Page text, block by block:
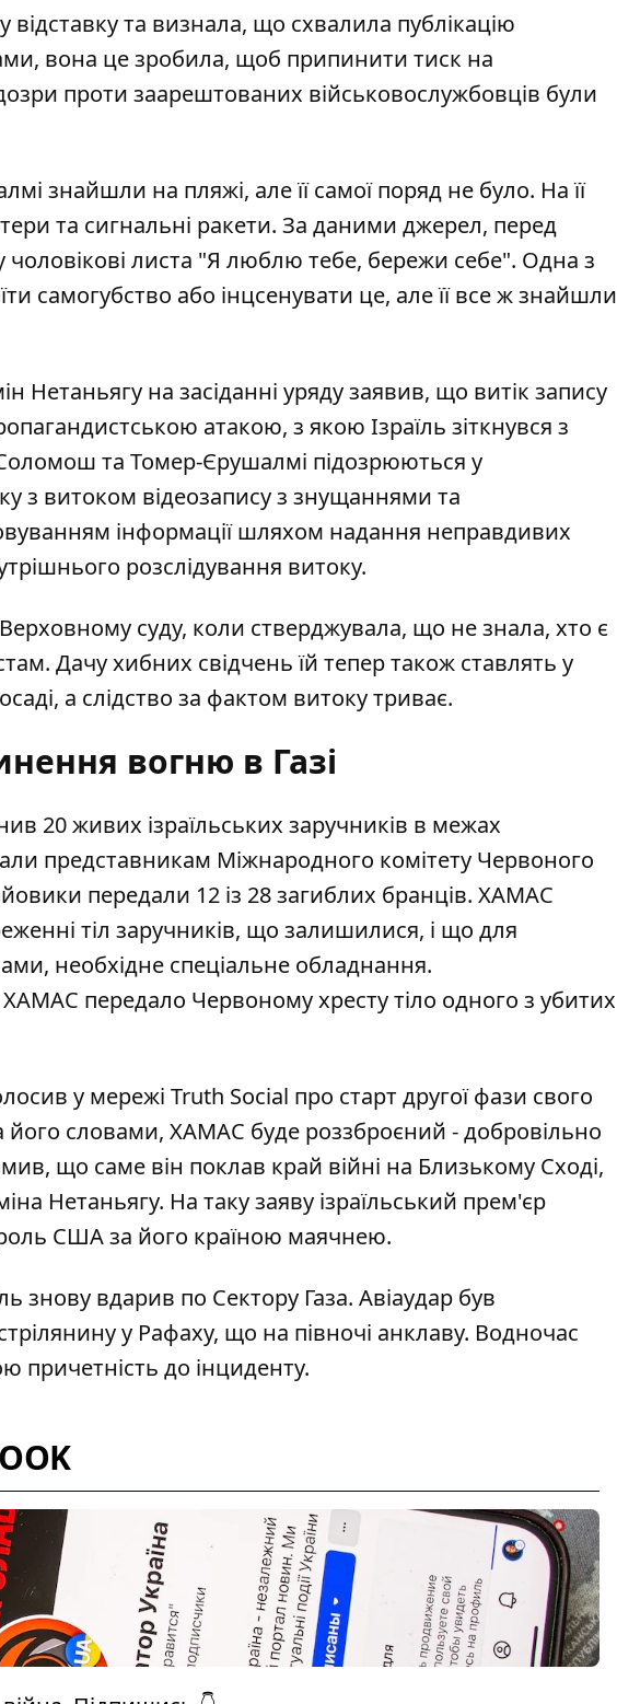
та визнала, що схвалила публікацію
вона це зробила, щоб припинити тиск на
проти заарештованих військовослужбовців були
знайшли на пляжі, але її самої поряд не було. На її
та сигнальні ракети. За даними джерел, перед
листа "Я люблю тебе, бережи себе". Одна з
самогубство або інцсенувати це, але її все ж знайшли
Нетаньягу на засіданні уряду заявив, що витік запису
атакою, з якою Ізраїль зіткнувся з
та Томер-Єрушалмі підозрюються у
з витоком відеозапису з знущаннями та
інформації шляхом надання неправдивих
розслідування витоку.
суду, коли стверджувала, що не знала, хто є
Дачу хибних свідчень їй тепер також ставлять у
а слідство за фактом витоку триває.
вогню в Газі
20 живих ізраїльських заручників в межах
представникам Міжнародного комітету Червоного
передали 12 із 28 загиблих бранців. ХАМАС
тіл заручників, що залишилися, і що для
необхідне спеціальне обладнання.
ХАМАС передало Червоному хресту тіло одного з убитих
у мережі Truth Social про старт другої фази свого
його словами, ХАМАС буде роззброєний - добровільно
що саме він поклав край війні на Близькому Сході,
Нетаньягу. На таку заяву ізраїльський прем'єр
США за його країною маячнею.
знову вдарив по Сектору Газа. Авіаудар був
у Рафаху, що на півночі анклаву. Водночас
причетність до інциденту.